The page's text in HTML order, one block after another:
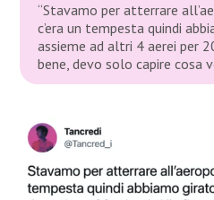
“Stavamo per atterrare
c’era un tempesta quindi
assieme ad altri 4 aerei per
bene, devo solo capire cosa